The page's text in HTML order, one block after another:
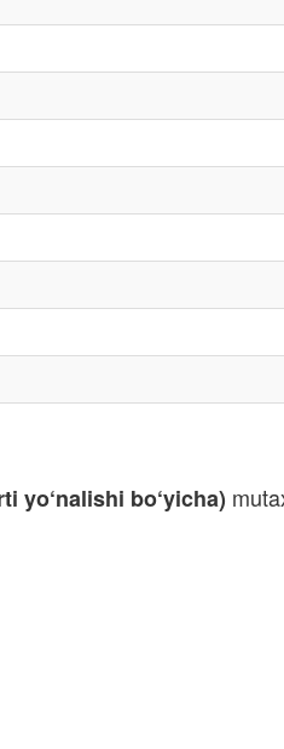
yo‘nalishi bo‘yicha)